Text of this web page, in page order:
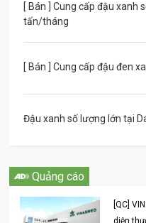
[ Bán ] Cung cấp đậu xanh
tấn/tháng
[ Bán ] Cung cấp đậu đen
Đậu xanh số lượng lớn tại
Quảng cáo
[QC]
diện